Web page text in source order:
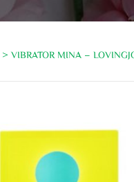
> VIBRATOR MINA –